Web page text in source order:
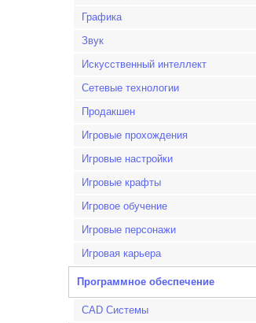
Графика
Звук
Искусственный интеллект
Сетевые технологии
Продакшен
Игровые прохождения
Игровые настройки
Игровые крафты
Игровое обучение
Игровые персонажи
Игровая карьера
Программное обеспечение
CAD Системы